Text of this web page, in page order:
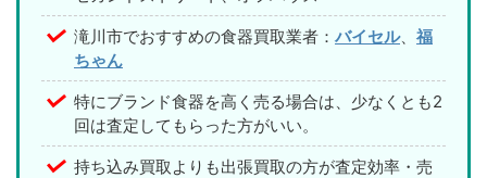
滝川市でおすすめの食器買取業者： バイセル、 福
ちゃん
特にブランド食器を高く売る場合は、少なくとも2
回は査定してもらった方がいい。
持ち込み買取よりも出張買取の方が査定効率・売